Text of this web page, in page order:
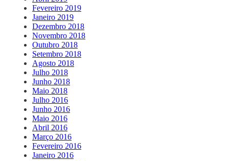
Fevereiro 2019
Janeiro 2019
Dezembro 2018
Novembro 2018
Outubro 2018
Setembro 2018
Agosto 2018
Julho 2018
Junho 2018
Maio 2018
Julho 2016
Junho 2016
Maio 2016
Abril 2016
Março 2016
Fevereiro 2016
Janeiro 2016